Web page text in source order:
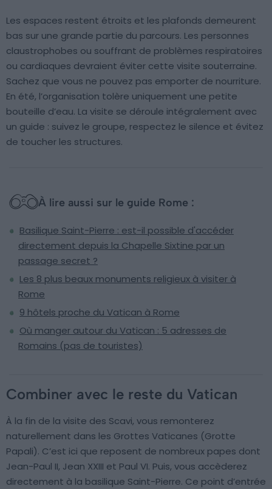
Les espaces restent étroits et les plafonds demeurent
bas sur une grande partie du parcours. Les personnes
claustrophobes ou souffrant de problèmes respiratoires
ou cardiaques devraient éviter cette visite souterraine.
Sachez que vous ne pouvez pas emporter de nourriture.
En été, l’organisation tolère uniquement une petite
bouteille d’eau. La visite se déroule intégralement avec
un guide : suivez le groupe, respectez le silence et évitez
de toucher les structures.
À lire aussi sur le guide Rome :
Basilique Saint-Pierre : est-il possible d'accéder
directement depuis la Chapelle Sixtine par un
passage secret ?
Les 8 plus beaux monuments religieux à visiter à
Rome
9 hôtels proche du Vatican à Rome
Où manger autour du Vatican : 5 adresses de
Romains (pas de touristes)
Combiner avec le reste du Vatican
À la fin de la visite des Scavi, vous remonterez
naturellement dans les Grottes Vaticanes (Grotte
Papali). C’est ici que reposent de nombreux papes dont
Jean-Paul II, Jean XXIII et Paul VI. Puis, vous accèderez
directement à la basilique Saint-Pierre. Ce point d’entrée